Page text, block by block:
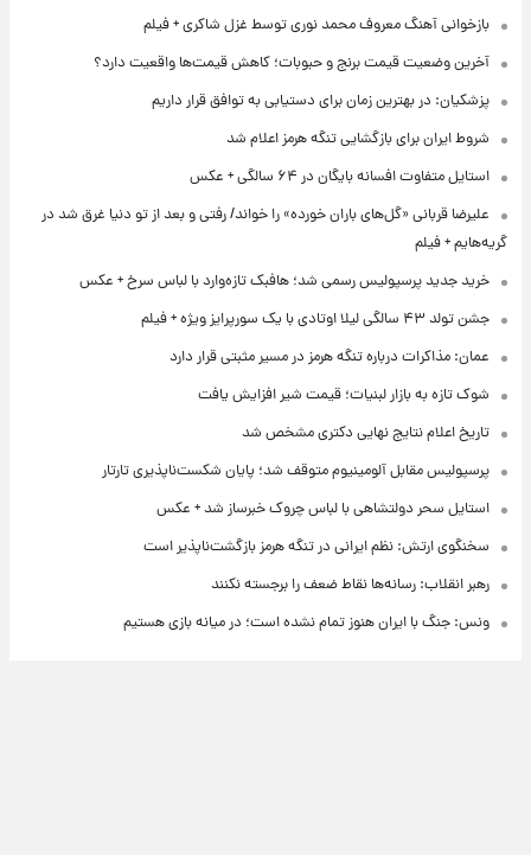
بازخوانی آهنگ معروف محمد نوری توسط غزل شاکری + فیلم
آخرین وضعیت قیمت برنج و حبوبات؛ کاهش قیمت‌ها واقعیت دارد؟
پزشکیان: در بهترین زمان برای دستیابی به توافق قرار داریم
شروط ایران برای بازگشایی تنگه هرمز اعلام شد
استایل متفاوت افسانه بایگان در ۶۴ سالگی + عکس
علیرضا قربانی «گل‌های باران خورده» را خواند/ رفتی و بعد از تو دنیا غرق شد در
گریه‌هایم + فیلم
خرید جدید پرسپولیس رسمی شد؛ هافبک تازه‌وارد با لباس سرخ + عکس
جشن تولد ۴۳ سالگی لیلا اوتادی با یک سورپرایز ویژه + فیلم
عمان: مذاکرات درباره تنگه هرمز در مسیر مثبتی قرار دارد
شوک تازه به بازار لبنیات؛ قیمت شیر افزایش یافت
تاریخ اعلام نتایج نهایی دکتری مشخص شد
پرسپولیس مقابل آلومینیوم متوقف شد؛ پایان شکست‌ناپذیری تارتار
استایل سحر دولتشاهی با لباس چروک خبرساز شد + عکس
سخنگوی ارتش: نظم ایرانی در تنگه هرمز بازگشت‌ناپذیر است
رهبر انقلاب: رسانه‌ها نقاط ضعف را برجسته نکنند
ونس: جنگ با ایران هنوز تمام نشده است؛ در میانه بازی هستیم